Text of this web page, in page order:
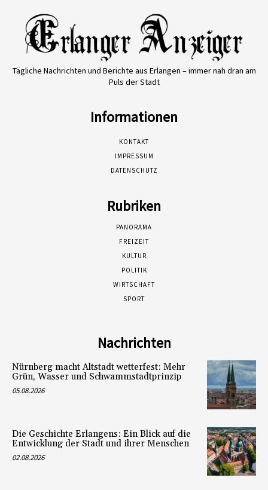
Tägliche Nachrichten und Berichte aus Erlangen – immer nah dran am
Puls der Stadt
Informationen
KONTAKT
IMPRESSUM
DATENSCHUTZ
Rubriken
PANORAMA
FREIZEIT
KULTUR
POLITIK
WIRTSCHAFT
SPORT
Nachrichten
Nürnberg macht Altstadt wetterfest: Mehr
Grün, Wasser und Schwammstadtprinzip
05.08.2026
Die Geschichte Erlangens: Ein Blick auf die
Entwicklung der Stadt und ihrer Menschen
02.08.2026